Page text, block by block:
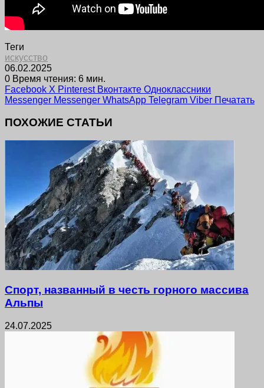
Теги
искусство
06.02.2025
0 Время чтения: 6 мин.
Facebook X Pinterest Вконтакте Одноклассники
Messenger Messenger WhatsApp Telegram Viber Печатать
ПОХОЖИЕ СТАТЬИ
Спорт, названный в честь горного массива
Альпы
24.07.2025